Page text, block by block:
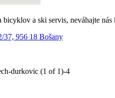
a ski servis, neváhajte
37, 956 18 Bošany